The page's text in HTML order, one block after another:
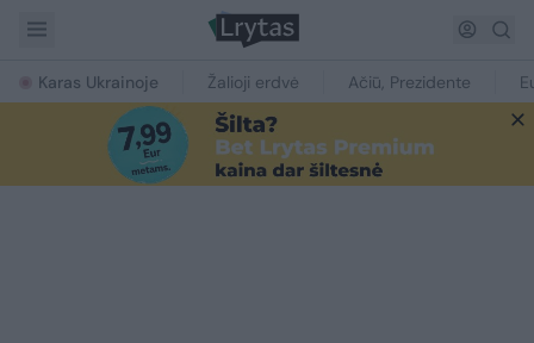
Karas Ukrainoje Žalioji erdvė Ačiū, Prezidente